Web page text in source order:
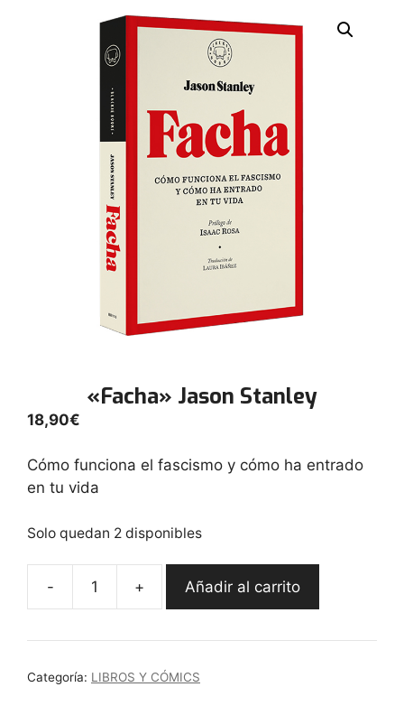
«Facha» Jason Stanley
18,90€
Cómo funciona el fascismo y cómo ha entrado
en tu vida
Solo quedan 2 disponibles
-
"Facha"
Stanley
+ Añadir al carrito
Categoría: LIBROS Y CÓMICS